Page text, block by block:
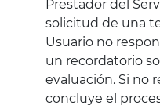
Prestador del
solicitud de una
Usuario no
un recordatorio
evaluación. Si no
concluye el